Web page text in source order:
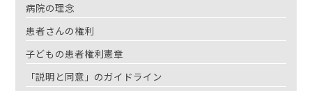
病院の理念
患者さんの権利
子どもの患者権利憲章
「説明と同意」のガイドライン